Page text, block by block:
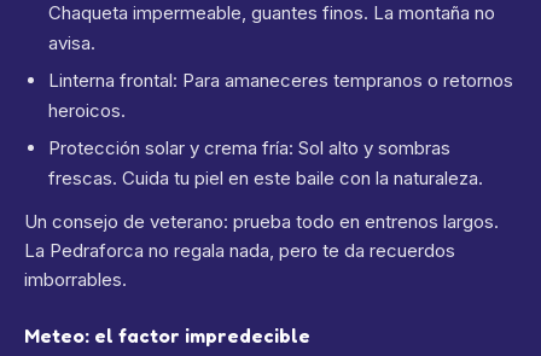
Chaqueta impermeable, guantes finos. La montaña no
avisa.
Linterna frontal: Para amaneceres tempranos o retornos
heroicos.
Protección solar y crema fría: Sol alto y sombras
frescas. Cuida tu piel en este baile con la naturaleza.
Un consejo de veterano: prueba todo en entrenos largos.
La Pedraforca no regala nada, pero te da recuerdos
imborrables.
Meteo: el factor impredecible